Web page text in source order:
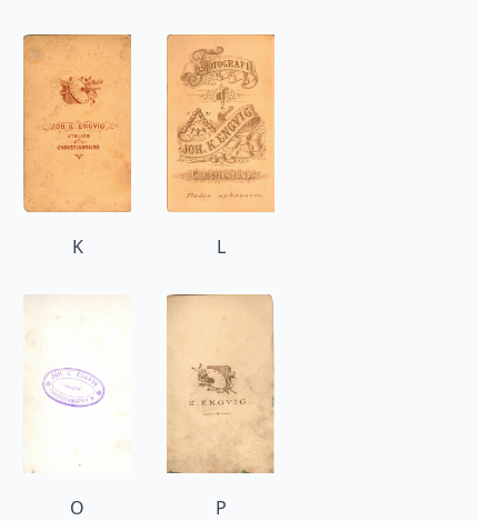
K L
O P